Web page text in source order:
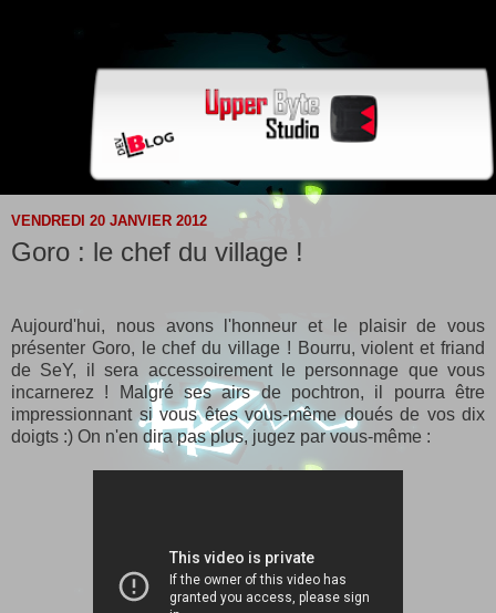
VENDREDI 20 JANVIER 2012
Goro : le chef du village !
Aujourd'hui, nous avons l'honneur et le plaisir de vous
présenter Goro, le chef du village ! Bourru, violent et friand
de SeY, il sera accessoirement le personnage que vous
incarnerez ! Malgré ses airs de pochtron, il pourra être
impressionnant si vous êtes vous-même doués de vos dix
doigts :) On n'en dira pas plus, jugez par vous-même :